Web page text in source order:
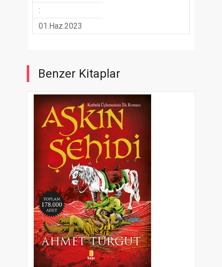
:
01.Haz.2023
Benzer Kitaplar